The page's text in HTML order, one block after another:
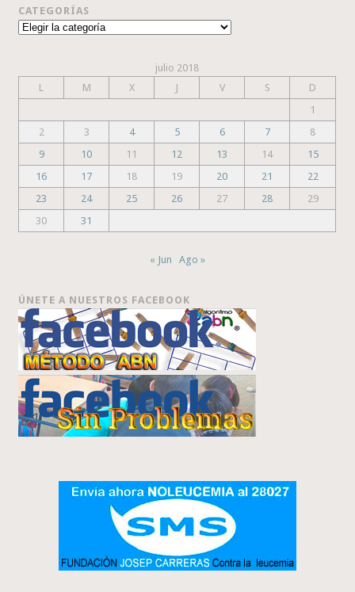
CATEGORÍAS
Categorías
julio 2018
L
M X J V S
D
1
2
3 4 5 6 7
8
9
10 11 12 13 14
15
16
17 18 19 20 21
22
23
24 25 26 27 28
29
30
31
« Jun Ago »
ÚNETE A NUESTROS FACEBOOK